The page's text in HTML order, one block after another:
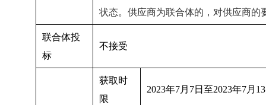
状态。供应商为联合体的，对供应商的
联合体投
标
不接受
获取时
限
2023年7月 7日至2023年7月 13